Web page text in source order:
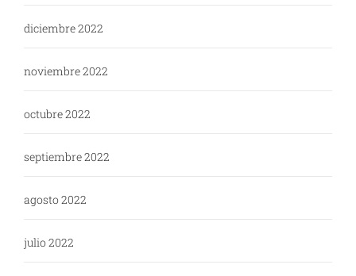
diciembre 2022
noviembre 2022
octubre 2022
septiembre 2022
agosto 2022
julio 2022